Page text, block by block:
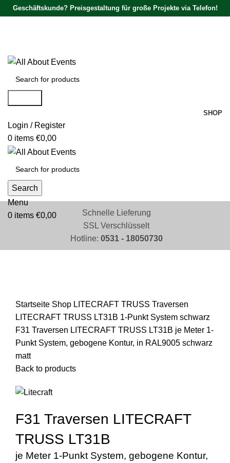
Geschäftskunde? Preisgestaltung für große Projekte via Telefon!
SHOP
Login / Register
0 items €0,00
Search
Menu
0 items €0,00
Schnelle Lieferung
SSL Verschlüsselt
Hotline: 0531 - 18050730
Startseite Shop LITECRAFT TRUSS Traversen
LITECRAFT TRUSS LT31B 1-Punkt System schwarz
F31 Traversen LITECRAFT TRUSS LT31B je Meter 1-
Punkt System, gebogene Kontur, in RAL9005 schwarz
matt
Back to products
F31 Traversen LITECRAFT
TRUSS LT31B
je Meter 1-Punkt System, gebogene Kontur,